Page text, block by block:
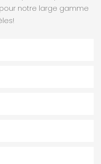
notre large gamme